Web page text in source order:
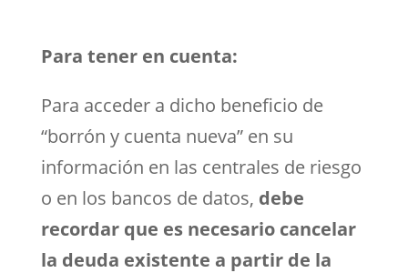
Para tener en cuenta:
Para acceder a dicho beneficio de
“borrón y cuenta nueva” en su
información en las centrales de riesgo
o en los bancos de datos, debe
recordar que es necesario cancelar
la deuda existente a partir de la